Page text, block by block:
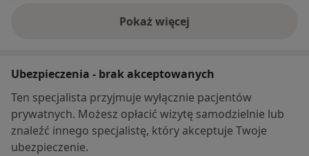
Pokaż więcej
o adresie
Ubezpieczenia - brak akceptowanych
Ten specjalista przyjmuje wyłącznie pacjentów
prywatnych. Możesz opłacić wizytę samodzielnie lub
znaleźć innego specjalistę, który akceptuje Twoje
ubezpieczenie.